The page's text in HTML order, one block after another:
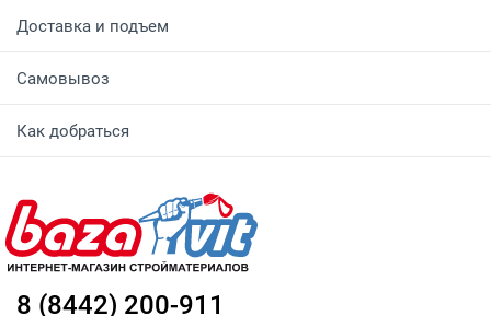
Доставка и подъем
Самовывоз
Как добраться
8 (8442) 200-911